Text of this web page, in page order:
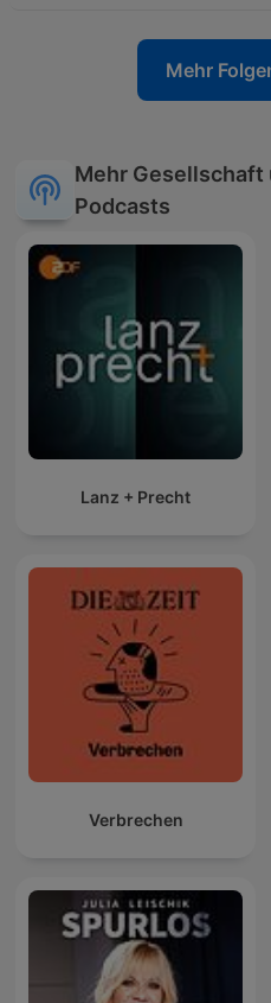
Mehr
Mehr Gesellschaft
Podcasts
Lanz + Precht
Verbrechen